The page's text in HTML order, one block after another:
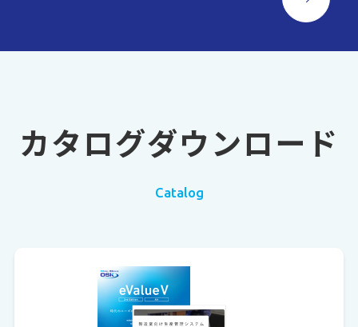
カタログダウンロード
Catalog